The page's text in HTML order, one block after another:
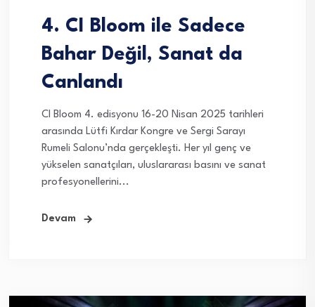
4. CI Bloom ile Sadece
Bahar Değil, Sanat da
Canlandı
CI Bloom 4. edisyonu 16-20 Nisan 2025 tarihleri
arasında Lütfi Kırdar Kongre ve Sergi Sarayı
Rumeli Salonu’nda gerçekleşti. Her yıl genç ve
yükselen sanatçıları, uluslararası basını ve sanat
profesyonellerini...
Devam